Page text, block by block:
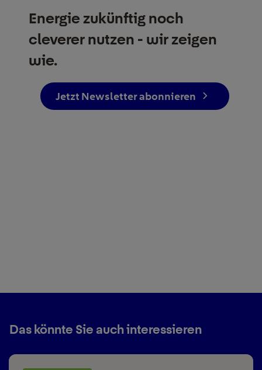
Energie zukünftig noch
cleverer nutzen - wir zeigen
wie.
Jetzt Newsletter abonnieren
Das könnte Sie auch interessieren